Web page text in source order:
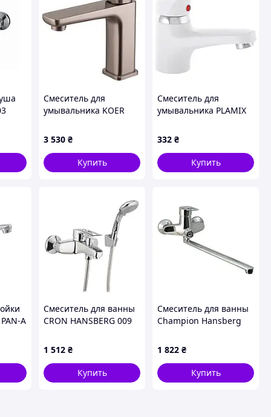
Смеситель для
умывальника KOER
графит) (KR5432)
3 530 ₴
Купить
Смеситель для
умывальника PLAMIX
подвода) (Цвет белый)
(PM0684)
332 ₴
Купить
A
с
Смеситель для ванны
CRON HANSBERG 009
(CR0035)
1 512 ₴
Купить
Смеситель для ванны
Champion Hansberg
1 822 ₴
Купить